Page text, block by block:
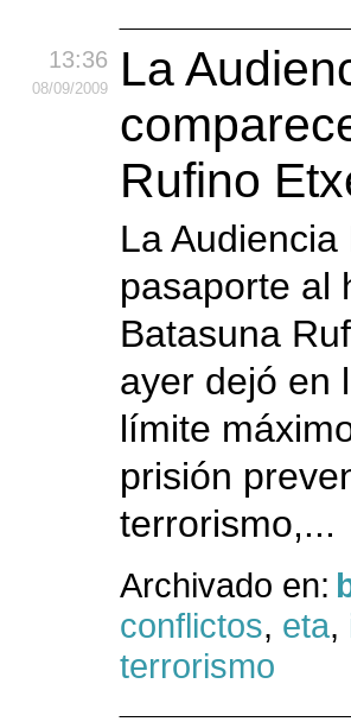
13:36
08/09/2009
La
Rufino
La
pasaporte al
Batasuna
ayer dejó en
límite
prisión
terrorismo,...
Archivado en:
conflictos, eta,
terrorismo